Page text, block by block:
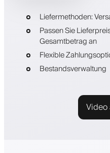
Liefermethoden:
Passen Sie
Gesamtbetrag an
Flexible
Bestandsverwaltung
Video